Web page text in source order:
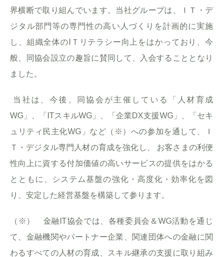
界横断で取り組んでいます。当社グループは、ＩＴ・デ
ジタル部門等の専門性の高い人づくりを計画的に実施
し、組織全体のIＴリテラシー向上をはかっており、今
般、同協会設立の趣旨に賛同して、入会することとなり
ました。
当社は、今後、同協会が主催している「人材育成
WG」、「ITスキルWG」、「企業DX支援WG」、「セキ
ュリティ民主化WG」など（※）への参加を通して、Ｉ
Ｔ・デジタル専門人材の育成を強化し、 お客さまの利便
性向上に資する付加価値の高いサービスの提供をはかる
とともに、システム基盤の強化・高度化・効率化を図
り、安定した経営基盤を構築して参ります。
（※） 金融IT協会では、各種委員会＆WG活動を通じ
て、金融機関やパートナー企業、関連団体への金融に関
わるすべての人材の育成、スキル継承の支援に取り組み